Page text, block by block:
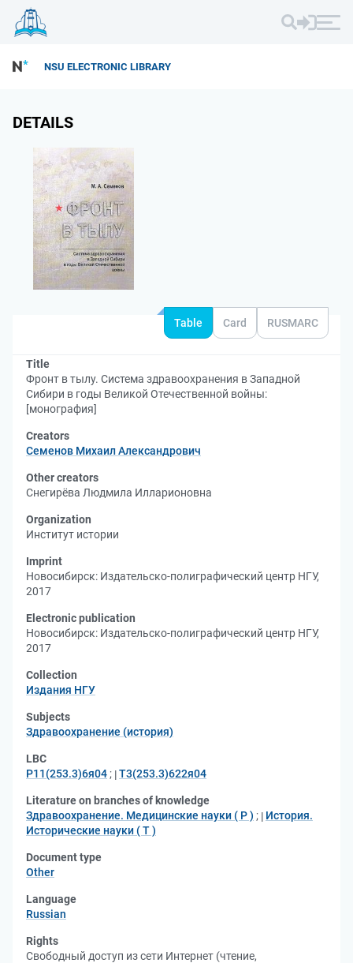
NSU ELECTRONIC LIBRARY
DETAILS
Table Card RUSMARC
Title
Фронт в тылу. Система здравоохранения в Западной
Сибири в годы Великой Отечественной войны:
[монография]
Creators
Семенов Михаил Александрович
Other creators
Снегирёва Людмила Илларионовна
Organization
Институт истории
Imprint
Новосибирск: Издательско-полиграфический центр НГУ,
2017
Electronic publication
Новосибирск: Издательско-полиграфический центр НГУ,
2017
Collection
Издания НГУ
Subjects
Здравоохранение (история)
LBC
Р11(253.3)6я04 ; Т3(253.3)622я04
Literature on branches of knowledge
Здравоохранение. Медицинские науки ( Р ) ;
История.
Исторические науки ( Т )
Document type
Other
Language
Russian
Rights
Свободный доступ из сети Интернет (чтение,